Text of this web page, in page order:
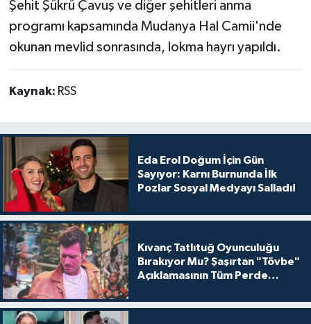
Şehit Şükrü Çavuş ve diğer şehitleri anma
programı kapsamında Mudanya Hal Camii'nde
okunan mevlid sonrasında, lokma hayrı yapıldı.
Kaynak: RSS
Eda Erol Doğum İçin Gün
Sayıyor: Karnı Burnunda İlk
Pozlar Sosyal Medyayı Salladı!
Kıvanç Tatlıtuğ Oyunculuğu
Bırakıyor Mu? Şaşırtan "Tövbe"
Açıklamasının Tüm Perde